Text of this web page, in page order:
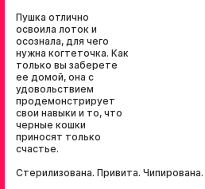
Пушка отлично
освоила лоток и
осознала, для чего
нужна когтеточка. Как
только вы заберете
ее домой, она с
удовольствием
продемонстрирует
свои навыки и то, что
черные кошки
приносят только
счастье.
Стерилизована. Привита. Чипирована.